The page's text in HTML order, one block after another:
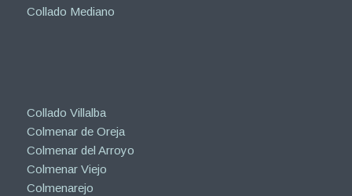
Collado Mediano
Collado Villalba
Colmenar de Oreja
Colmenar del Arroyo
Colmenar Viejo
Colmenarejo